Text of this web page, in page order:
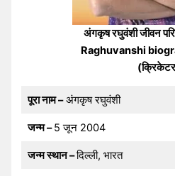
अंगकृष रघुवंशी जीवन
Raghuvanshi
पूरा नाम –अंगकृष रघुवंशी
जन्म –5 जून 2004
जन्म स्थान –दिल्ली, भारत